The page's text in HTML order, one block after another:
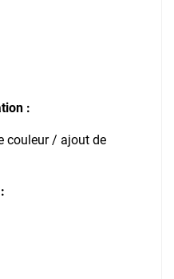
:
couleur / ajout de